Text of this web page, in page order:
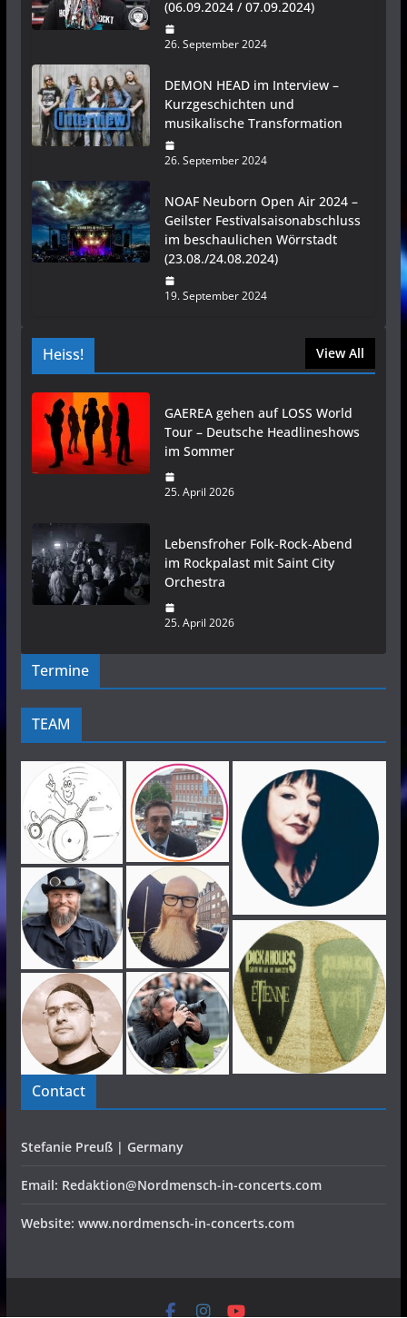
(06.09.2024 / 07.09.2024)
26. September 2024
DEMON HEAD im Interview –
Kurzgeschichten und
musikalische Transformation
26. September 2024
NOAF Neuborn Open Air 2024 –
Geilster Festivalsaisonabschluss
im beschaulichen Wörrstadt
(23.08./24.08.2024)
19. September 2024
Heiss! View All
GAEREA gehen auf LOSS World
Tour – Deutsche Headlineshows
im Sommer
25. April 2026
Lebensfroher Folk-Rock-Abend
im Rockpalast mit Saint City
Orchestra
25. April 2026
Termine
TEAM
Contact
Stefanie Preuß | Germany
Email: Redaktion@Nordmensch-in-concerts.com
Website: www.nordmensch-in-concerts.com